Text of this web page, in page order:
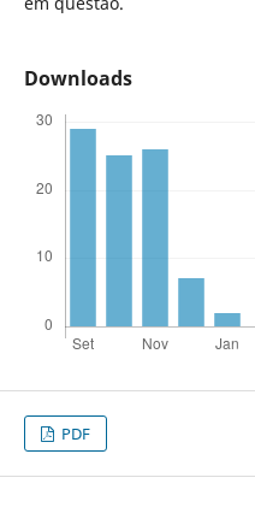
Downloads
PDF